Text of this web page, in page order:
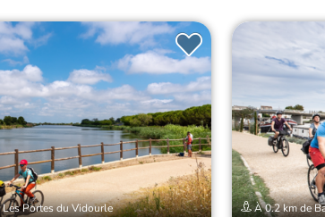
Portes du Vidourle À 0.2 km de